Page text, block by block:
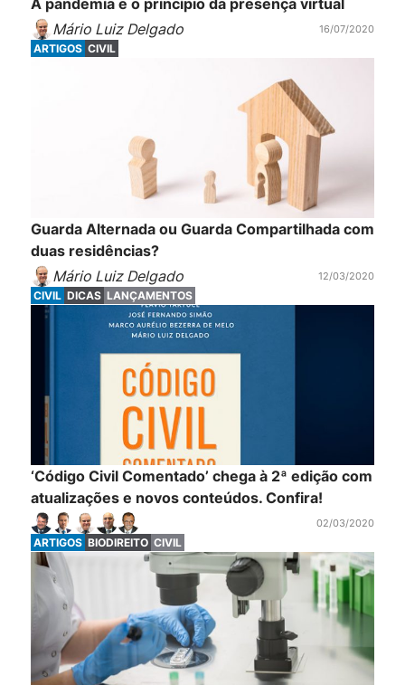
A pandemia e o princípio da presença virtual
Mário Luiz Delgado
16/07/2020
ARTIGOS CIVIL
Guarda Alternada ou Guarda Compartilhada com
duas residências?
Mário Luiz Delgado
12/03/2020
CIVIL DICAS LANÇAMENTOS
‘Código Civil Comentado’ chega à 2ª edição com
atualizações e novos conteúdos. Confira!
02/03/2020
ARTIGOS BIODIREITO CIVIL